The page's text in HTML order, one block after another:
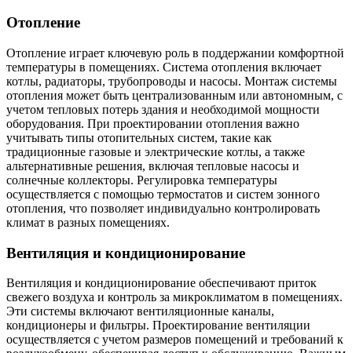
Отопление
Отопление играет ключевую роль в поддержании комфортной
температуры в помещениях. Система отопления включает
котлы, радиаторы, трубопроводы и насосы. Монтаж системы
отопления может быть централизованным или автономным, с
учетом тепловых потерь здания и необходимой мощности
оборудования. При проектировании отопления важно
учитывать типы отопительных систем, такие как
традиционные газовые и электрические котлы, а также
альтернативные решения, включая тепловые насосы и
солнечные коллекторы. Регулировка температуры
осуществляется с помощью термостатов и систем зонного
отопления, что позволяет индивидуально контролировать
климат в разных помещениях.
Вентиляция и кондиционирование
Вентиляция и кондиционирование обеспечивают приток
свежего воздуха и контроль за микроклиматом в помещениях.
Эти системы включают вентиляционные каналы,
кондиционеры и фильтры. Проектирование вентиляции
осуществляется с учетом размеров помещений и требований к